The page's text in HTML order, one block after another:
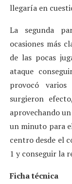
llegaría en
La segunda
ocasiones más
de las pocas
ataque
provocó
surgieron
aprovechando
un minuto para
centro desde el
1 y conseguir la
Ficha técnica